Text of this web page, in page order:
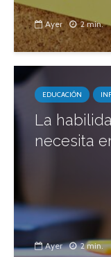
Ayer 2 min.
EDUCACIÓN
La
necesita
Ayer 2 min.